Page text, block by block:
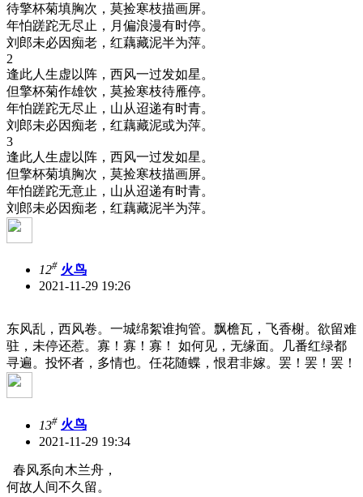
待擎杯菊填胸次，莫捡寒枝描画屏。
年怕蹉跎无尽止，月偏浪漫有时停。
刘郎未必因痴老，红藕藏泥半为萍。
2
逢此人生虚以阵，西风一过发如星。
但擎杯菊作雄饮，莫捡寒枝待雁停。
年怕蹉跎无尽止，山从迢递有时青。
刘郎未必因痴老，红藕藏泥或为萍。
3
逢此人生虚以阵，西风一过发如星。
但擎杯菊填胸次，莫捡寒枝描画屏。
年怕蹉跎无意止，山从迢递有时青。
刘郎未必因痴老，红藕藏泥半为萍。
12# 火鸟
2021-11-29 19:26
东风乱，西风卷。一城绵絮谁拘管。飘檐瓦，飞香榭。欲留难
驻，未停还惹。寡！寡！寡！ 如何见，无缘面。几番红绿都
寻遍。投怀者，多情也。任花随蝶，恨君非嫁。罢！罢！罢！
13# 火鸟
2021-11-29 19:34
春风系向木兰舟，
何故人间不久留。